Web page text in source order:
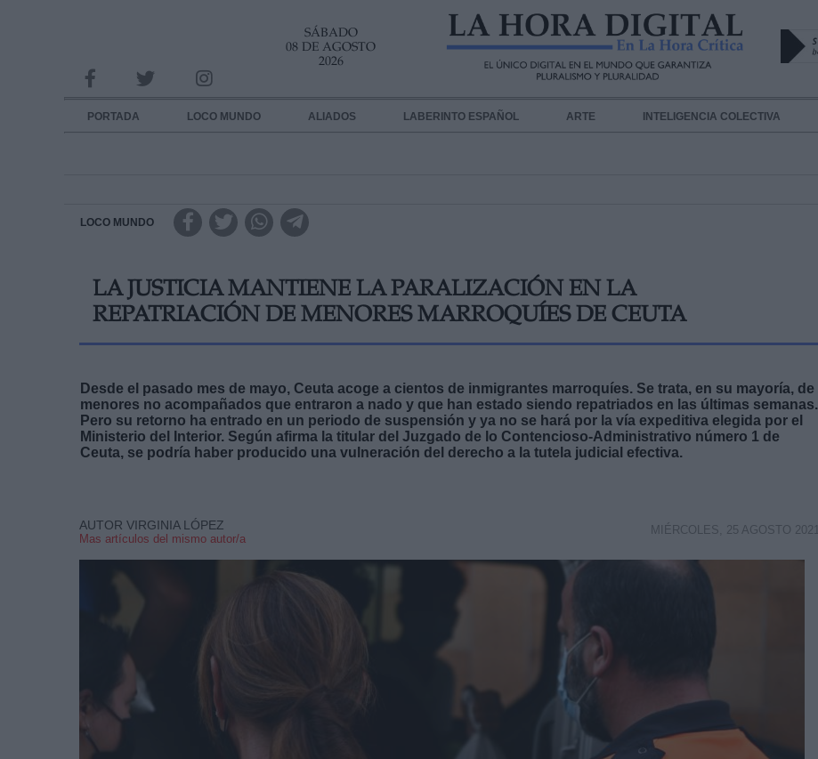
SÁBADO
08 DE AGOSTO
2026
PORTADA LOCO MUNDO ALIADOS LABERINTO ESPAÑOL ARTE INTELIGENCIA COLECTIVA
LOCO MUNDO
LA JUSTICIA MANTIENE LA PARALIZACIÓN EN LA
REPATRIACIÓN DE MENORES MARROQUÍES DE CEUTA
Desde el pasado mes de mayo, Ceuta acoge a cientos de inmigrantes marroquíes. Se trata, en su mayoría, de
menores no acompañados que entraron a nado y que han estado siendo repatriados en las últimas semanas.
Pero su retorno ha entrado en un periodo de suspensión y ya no se hará por la vía expeditiva elegida por el
Ministerio del Interior. Según afirma la titular del Juzgado de lo Contencioso-Administrativo número 1 de
Ceuta, se podría haber producido una vulneración del derecho a la tutela judicial efectiva.
AUTOR VIRGINIA LÓPEZ
Mas artículos del mismo autor/a
MIÉRCOLES, 25 AGOSTO 2021
INFORMACION SOBRE LA PROTECCIÓN DE TUS DATOS
Responsable:
Destinatarios:
link
Información adicional
link